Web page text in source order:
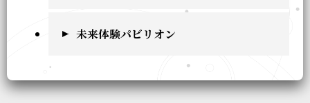
未来体験パビリオン